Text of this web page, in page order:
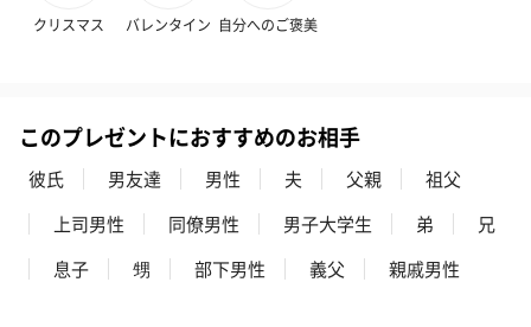
紙袋
商品に合わせたサイズをお届けします。
クリスマス バレンタイン 自分へのご褒美
このプレゼントにおすすめのお相手
彼氏 男友達 男性 夫 父親
祖父
上司男性
同僚男性 男子大学生 弟
兄
息子
甥 部下男性 義父 親戚男性